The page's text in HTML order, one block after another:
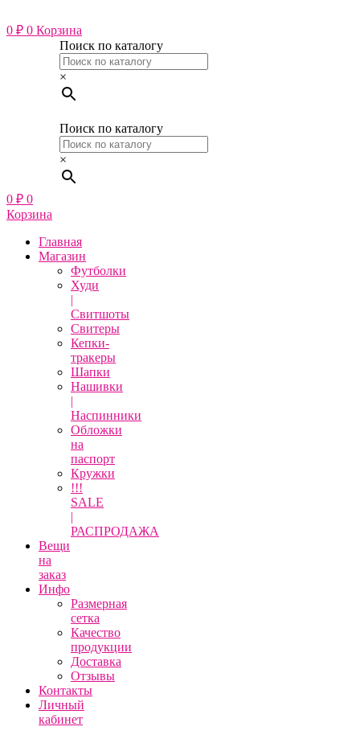
к
содержимому
0 ₽ 0 Корзина
Поиск по каталогу
×
Поиск по каталогу
×
0 ₽ 0
Корзина
Главная
Магазин
Футболки
Худи
|
Свитшоты
Свитеры
Кепки-
тракеры
Шапки
Нашивки
|
Наспинники
Обложки
на
паспорт
Кружки
!!!
SALE
|
РАСПРОДАЖА
Вещи
на
заказ
Инфо
Размерная
сетка
Качество
продукции
Доставка
Отзывы
Контакты
Личный
кабинет